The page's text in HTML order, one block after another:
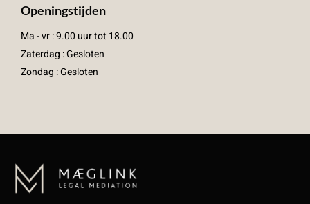
Openingstijden
Ma - vr : 9.00 uur tot 18.00
Zaterdag : Gesloten
Zondag : Gesloten